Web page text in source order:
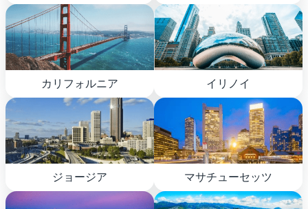
カリフォルニア イリノイ
ジョージア マサチューセッツ